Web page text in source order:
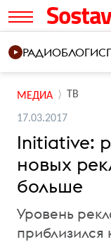
РАДИОБЛОГИ
МЕДИА ТВ
17.03.2017
Initiative:
новых
больше
Уровень
приблизился